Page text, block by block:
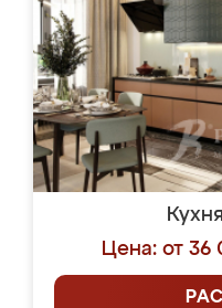
Цена: от 36